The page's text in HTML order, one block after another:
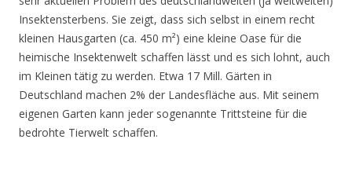
Insektensterbens. Sie zeigt, dass sich selbst in einem recht
kleinen Hausgarten (ca. 450 m²) eine kleine Oase für die
heimische Insektenwelt schaffen lässt und es sich lohnt, auch
im Kleinen tätig zu werden. Etwa 17 Mill. Gärten in
Deutschland machen 2% der Landesfläche aus. Mit seinem
eigenen Garten kann jeder sogenannte Trittsteine für die
bedrohte Tierwelt schaffen.